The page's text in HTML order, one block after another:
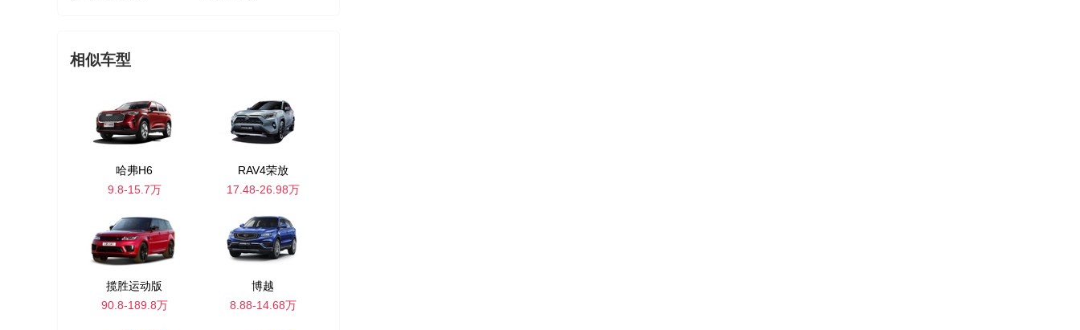
相似车型
哈弗H6
9.8-15.7万
RAV4荣放
17.48-26.98万
揽胜运动版
90.8-189.8万
博越
8.88-14.68万